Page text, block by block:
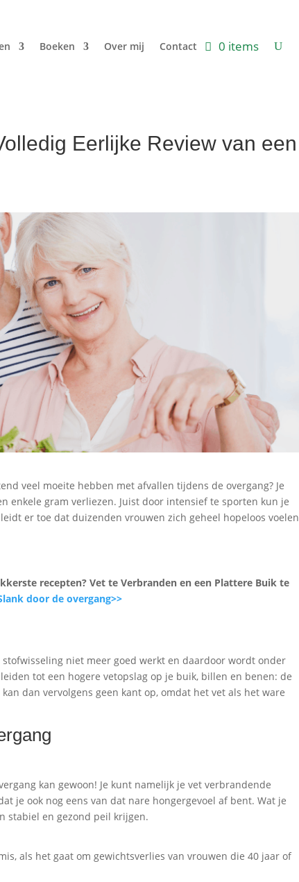
Boeken Over mij Contact 0 items
Eerlijke Review van een
veel moeite hebben met afvallen tijdens de overgang? Je
enkele gram verliezen. Juist door intensief te sporten kun je
er toe dat duizenden vrouwen zich geheel hopeloos voelen
recepten? Vet te Verbranden en een Plattere Buik te
door de overgang>>
niet meer goed werkt en daardoor wordt onder
tot een hogere vetopslag op je buik, billen en benen: de
dan vervolgens geen kant op, omdat het vet als het ware
kan gewoon! Je kunt namelijk je vet verbrandende
je ook nog eens van dat nare hongergevoel af bent. Wat je
stabiel en gezond peil krijgen.
als het gaat om gewichtsverlies van vrouwen die 40 jaar of